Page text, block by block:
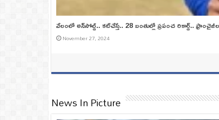
వేలంలో అన్‌సోల్డ్.. కట్‌చేస్తే.. 28 బంతుల్లో ప్రపంచ రికార్డ్..
November 27, 2024
News In Picture